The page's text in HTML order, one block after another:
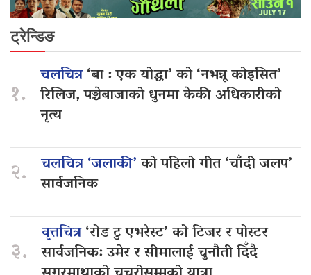
ट्रेन्डिङ
१.
चलचित्र‘बा : एक योद्धा’ को ‘नभन्नू कोइसित’
रिलिज, पञ्चेबाजाको धुनमा केकी अधिकारीको
नृत्य
२. चलचित्र ‘जलाकी’को पहिलो गीत ‘चाँदी जलप’
सार्वजनिक
३.
वृत्तचित्र‘रोड टु एभरेस्ट’ को टिजर र पोस्टर
सार्वजनिक: उमेर र सीमालाई चुनौती दिँदै